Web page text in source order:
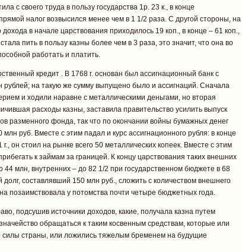
с своего труда в пользу государства 1р. 23 к., в конце
налог возвысился менее чем в 1 1/2 раза. С другой стороны, на
в начале царствования приходилось 19 коп., в конце – 61 коп.,
пить в пользу казны более чем в 3 раза, это значит, что она во
работать и платить.
кредит . В 1768 г. основан был ассигнационный банк с
на такую же сумму выпущено было и ассигнаций. Сначала
и ходили наравне с металлическими деньгами, но вторая
расходы казны, заставила правительство усилить выпуск
разменного фонда, так что по окончании войны бумажных денег
руб. Вместе с этим падал и курс ассигнационного рубля: в конце
он стоил на рынке всего 50 металлических копеек. Вместе с этим
к займам за границей. К концу царствования таких внешних
44 млн, внутренних – до 82 1/2 при государственном бюджете в 68
составлявший 150 млн руб., сложить с количеством внешнего
позаимствовала у потомства почти четыре бюджетных года.
подсушив источники доходов, какие, получала казна путем
обращаться к таким косвенным средствам, которые или
силы страны, или ложились тяжелым бременем на будущие